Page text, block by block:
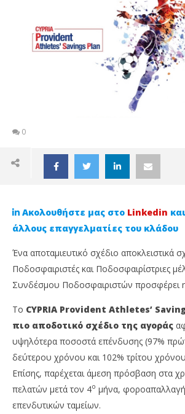
0
NOW VIEWING
Tο εξειδικευμένο αποταμιευτικό
Cyprialife για τους ποδοσφαιριστές
29
Ακολουθήστε μας στο Linkedin
άλλους επαγγελματίες του κλάδου
Ένα αποταμιευτικό σχέδιο αποκλειστικά
Ποδοσφαιριστές και Ποδοσφαιρίστριες
Συνδέσμου Ποδοσφαιριστών προσφέρει
Το CYPRIA Provident Athletes’
πιο αποδοτικό σχέδιο της αγοράς
υψηλότερα ποσοστά επένδυσης (97%
δεύτερου χρόνου και 102% τρίτου χρόνου
Επίσης, παρέχεται άμεση πρόσβαση στα
πελατών μετά τον 4ο μήνα, φοροαπαλλαγή
επενδυτικών ταμείων.